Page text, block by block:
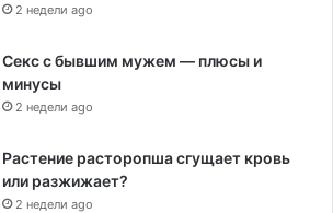
2 недели ago
Секс с бывшим мужем — плюсы и
минусы
2 недели ago
Растение расторопша сгущает кровь
или разжижает?
2 недели ago